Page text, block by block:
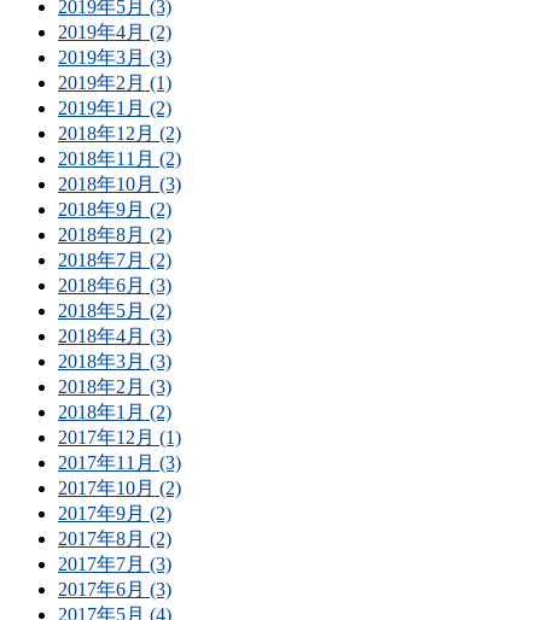
2019年5月 (3)
2019年4月 (2)
2019年3月 (3)
2019年2月 (1)
2019年1月 (2)
2018年12月 (2)
2018年11月 (2)
2018年10月 (3)
2018年9月 (2)
2018年8月 (2)
2018年7月 (2)
2018年6月 (3)
2018年5月 (2)
2018年4月 (3)
2018年3月 (3)
2018年2月 (3)
2018年1月 (2)
2017年12月 (1)
2017年11月 (3)
2017年10月 (2)
2017年9月 (2)
2017年8月 (2)
2017年7月 (3)
2017年6月 (3)
2017年5月 (4)